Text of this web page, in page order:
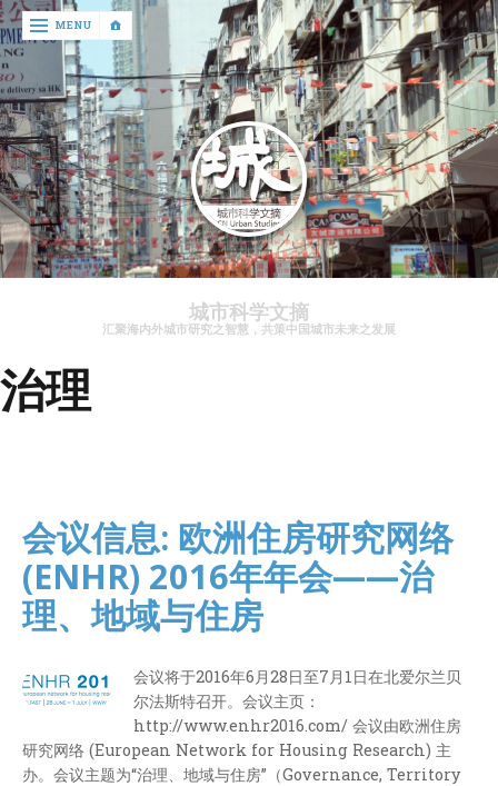
‹
return

文
章
资
讯
关
MENU
城市科学文摘
汇聚海内外城市研究之智慧，共策中国城市未来之发展
治理
会议信息: 欧洲住房研究网络
(ENHR) 2016年年会——治
理、地域与住房
会议将于2016年6月28日至7月1日在北爱尔兰贝
尔法斯特召开。会议主页：
http://www.enhr2016.com/ 会议由欧洲住房
研究网络 (European Network for Housing Research) 主
办。会议主题为“治理、地域与住房”（Governance, Territory